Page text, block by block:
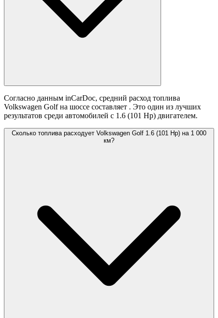
Согласно данным inCarDoc, средний расход топлива
Volkswagen Golf на шоссе составляет . Это один из лучших
результатов среди автомобилей с 1.6 (101 Hp) двигателем.
Сколько топлива расходует Volkswagen Golf 1.6 (101 Hp) на 1 000
км?